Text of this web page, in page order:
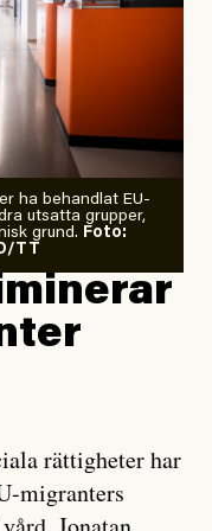
att ha
bedömer
händelsen ska
i delar av
vädret
här El Niñon
nu Zeke
ha behandlat EU-
utsatta grupper,
grund. Foto:
TT
rättigheter har
migranters